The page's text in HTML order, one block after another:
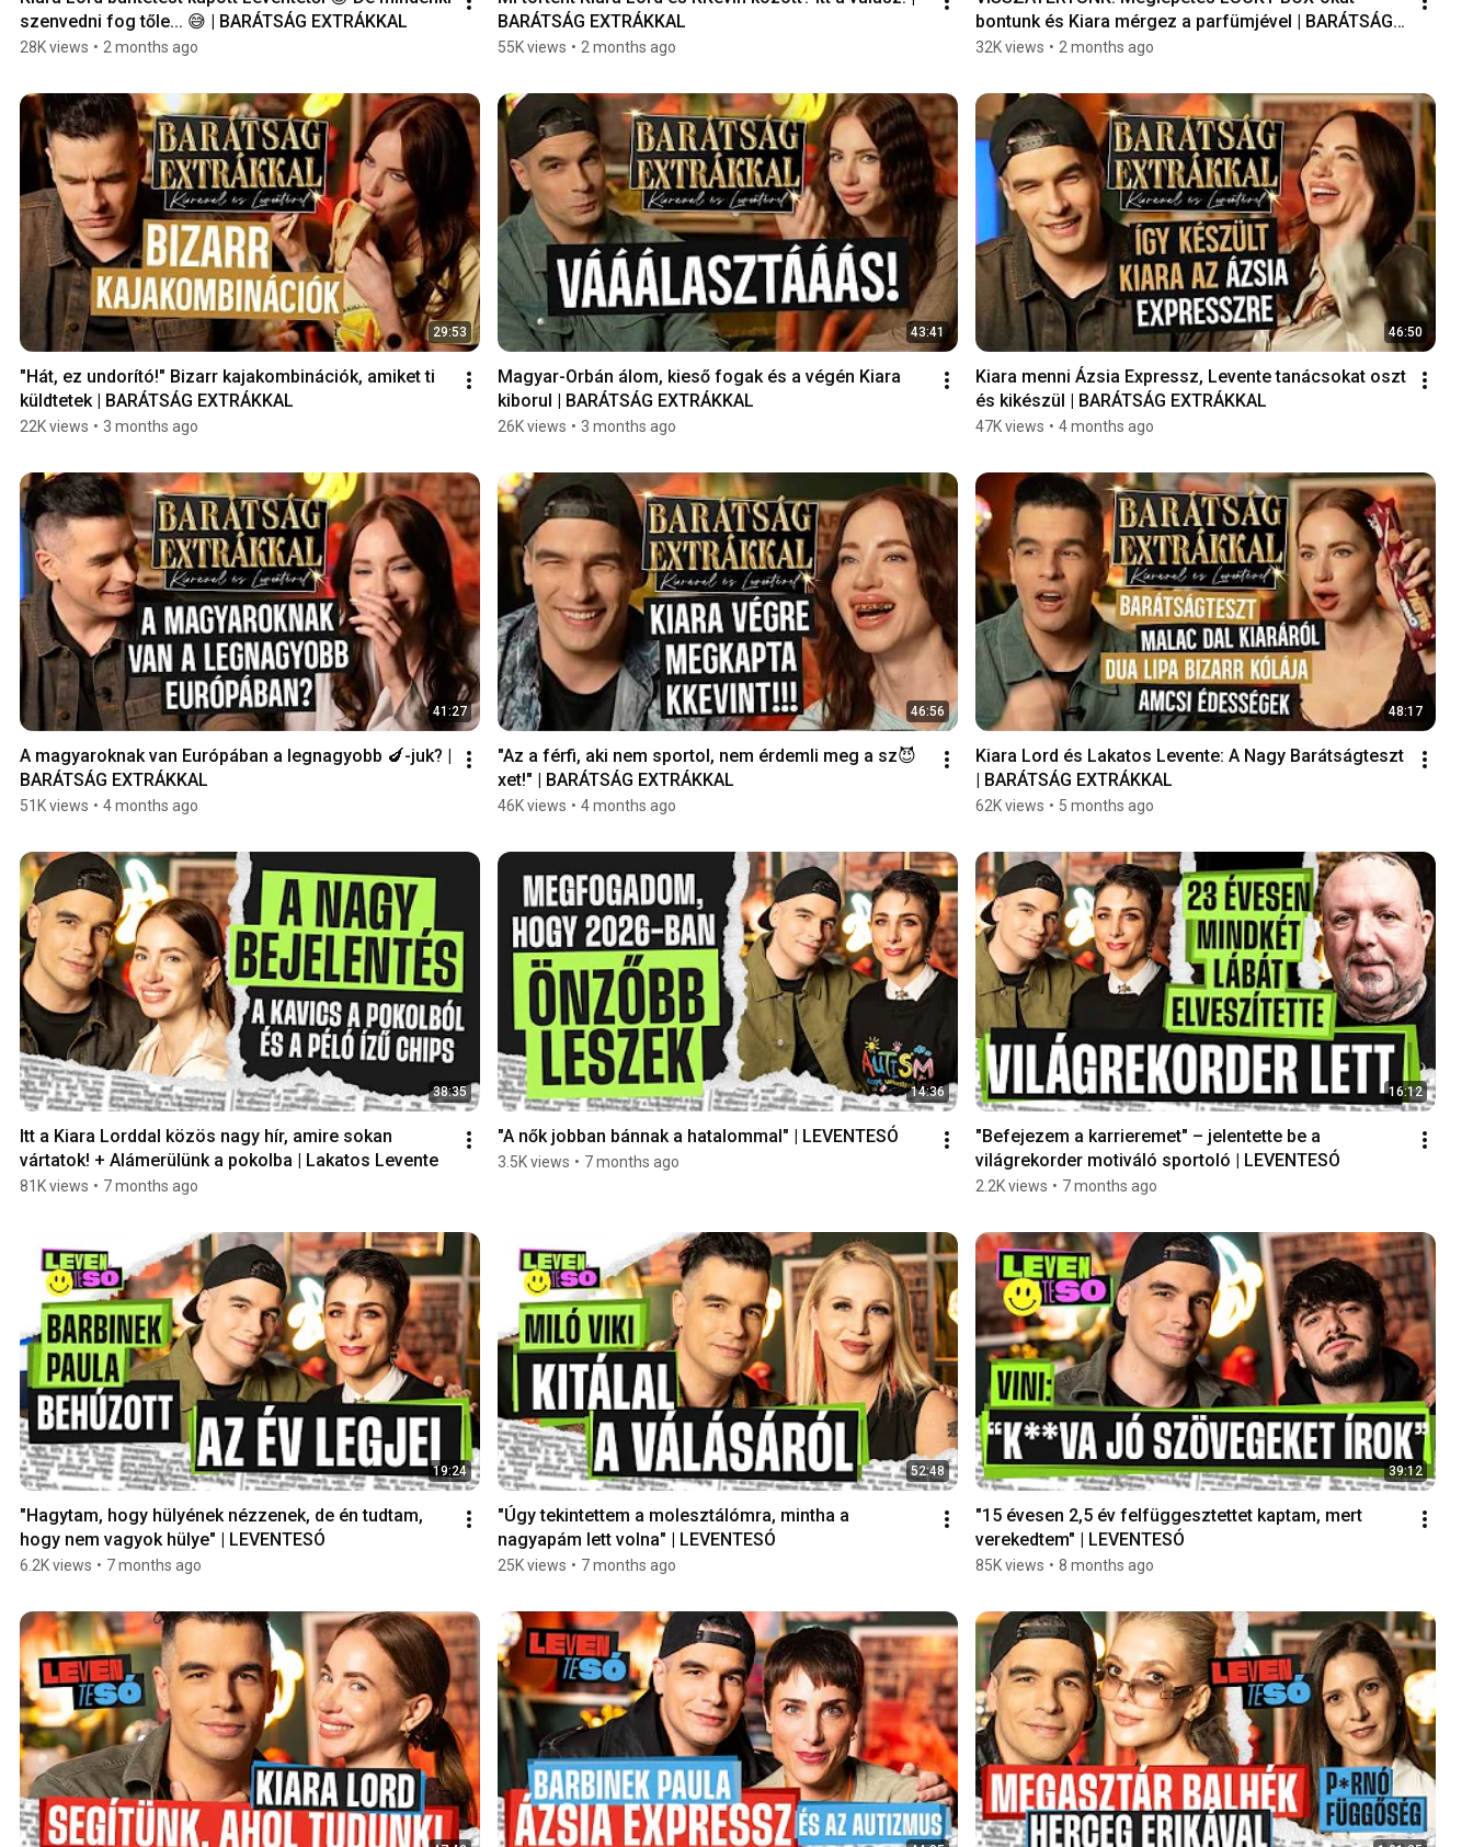
szenvedni fog tőle... 😅 | BARÁTSÁG EXTRÁKKAL
28K views • 2 months ago
BARÁTSÁG EXTRÁKKAL
55K views • 2 months ago
bontunk és Kiara mérgez a parfümjével | BARÁTSÁG
EXTRÁKKAL
32K views • 2 months ago
29:53
"Hát, ez undorító!" Bizarr kajakombinációk, amiket ti
küldtetek | BARÁTSÁG EXTRÁKKAL
22K views • 3 months ago
43:41
Magyar-Orbán álom, kieső fogak és a végén Kiara
kiborul | BARÁTSÁG EXTRÁKKAL
26K views • 3 months ago
46:50
Kiara menni Ázsia Expressz, Levente tanácsokat oszt
és kikészül | BARÁTSÁG EXTRÁKKAL
47K views • 4 months ago
41:27
A magyaroknak van Európában a legnagyobb 🍆-juk? |
BARÁTSÁG EXTRÁKKAL
51K views • 4 months ago
46:56
"Az a férfi, aki nem sportol, nem érdemli meg a sz😈
xet!" | BARÁTSÁG EXTRÁKKAL
46K views • 4 months ago
48:17
Kiara Lord és Lakatos Levente: A Nagy Barátságteszt
| BARÁTSÁG EXTRÁKKAL
62K views • 5 months ago
38:35
Itt a Kiara Lorddal közös nagy hír, amire sokan
vártatok! + Alámerülünk a pokolba | Lakatos Levente
81K views • 7 months ago
14:36
"A nők jobban bánnak a hatalommal" | LEVENTESÓ
3.5K views • 7 months ago
16:12
"Befejezem a karrieremet" – jelentette be a
világrekorder motiváló sportoló | LEVENTESÓ
2.2K views • 7 months ago
19:24
"Hagytam, hogy hülyének nézzenek, de én tudtam,
hogy nem vagyok hülye" | LEVENTESÓ
6.2K views • 7 months ago
52:48
"Úgy tekintettem a molesztálómra, mintha a
nagyapám lett volna" | LEVENTESÓ
25K views • 7 months ago
39:12
"15 évesen 2,5 év felfüggesztettet kaptam, mert
verekedtem" | LEVENTESÓ
85K views • 8 months ago